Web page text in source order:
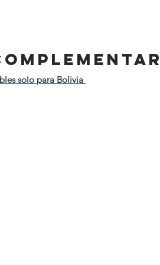
solo para Bolivia